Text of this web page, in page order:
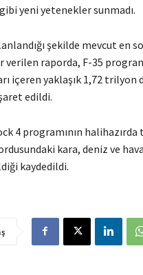
yeni yetenekler sunmadı.
şekilde mevcut en
raporda, F-35
içeren yaklaşık 1,72
edildi.
4 programının
kara, deniz ve
kaydedildi.